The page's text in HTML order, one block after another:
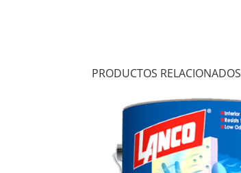
PRODUCTOS RELACIONADOS